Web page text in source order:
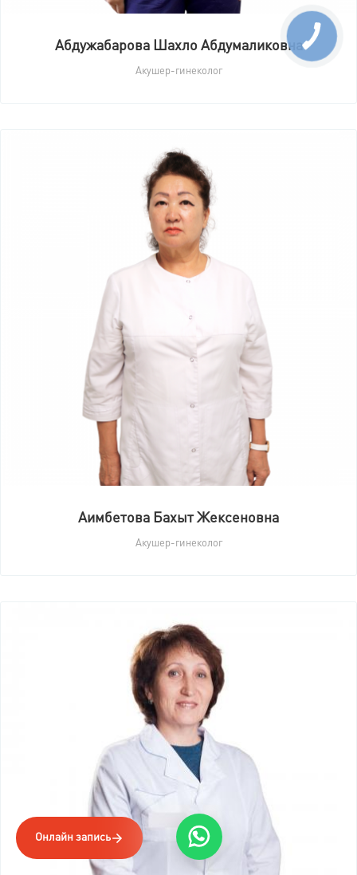
Абдужабарова Шахло Абдумаликовна
Акушер-гинеколог
Аимбетова Бахыт Жексеновна
Акушер-гинеколог